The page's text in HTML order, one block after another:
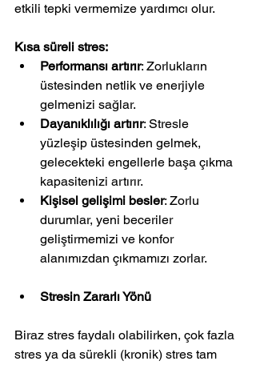
etkili tepki vermemize yardımcı olur.
Kısa süreli stres:
Performansı artırır: Zorlukların
üstesinden netlik ve enerjiyle
gelmenizi sağlar.
Dayanıklılığı artırır: Stresle
yüzleşip üstesinden gelmek,
gelecekteki engellerle başa çıkma
kapasitenizi artırır.
Kişisel gelişimi besler: Zorlu
durumlar, yeni beceriler
geliştirmemizi ve konfor
alanımızdan çıkmamızı zorlar.
Stresin Zararlı Yönü
Biraz stres faydalı olabilirken, çok fazla
stres ya da sürekli (kronik) stres tam